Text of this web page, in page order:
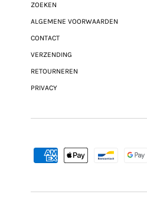
ZOEKEN
ALGEMENE VOORWAARDEN
CONTACT
VERZENDING
RETOURNEREN
PRIVACY